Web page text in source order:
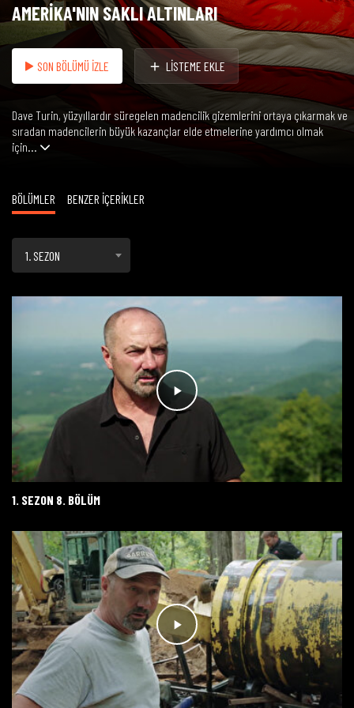
AMERİKA'NIN SAKLI ALTINLARI
SON BÖLÜMÜ İZLE LİSTEME EKLE
Dave Turin, yüzyıllardır süregelen madencilik gizemlerini ortaya çıkarmak ve
sıradan madencilerin büyük kazançlar elde etmelerine yardımcı olmak
için...
BÖLÜMLER BENZER İÇERİKLER
1. SEZON
1. SEZON 8. BÖLÜM